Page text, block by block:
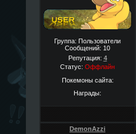
Группа: Пользователи
Сообщений: 10
Репутация: 4
Статус: Оффлайн
Покемоны сайта:
Награды:
DemonAzzi